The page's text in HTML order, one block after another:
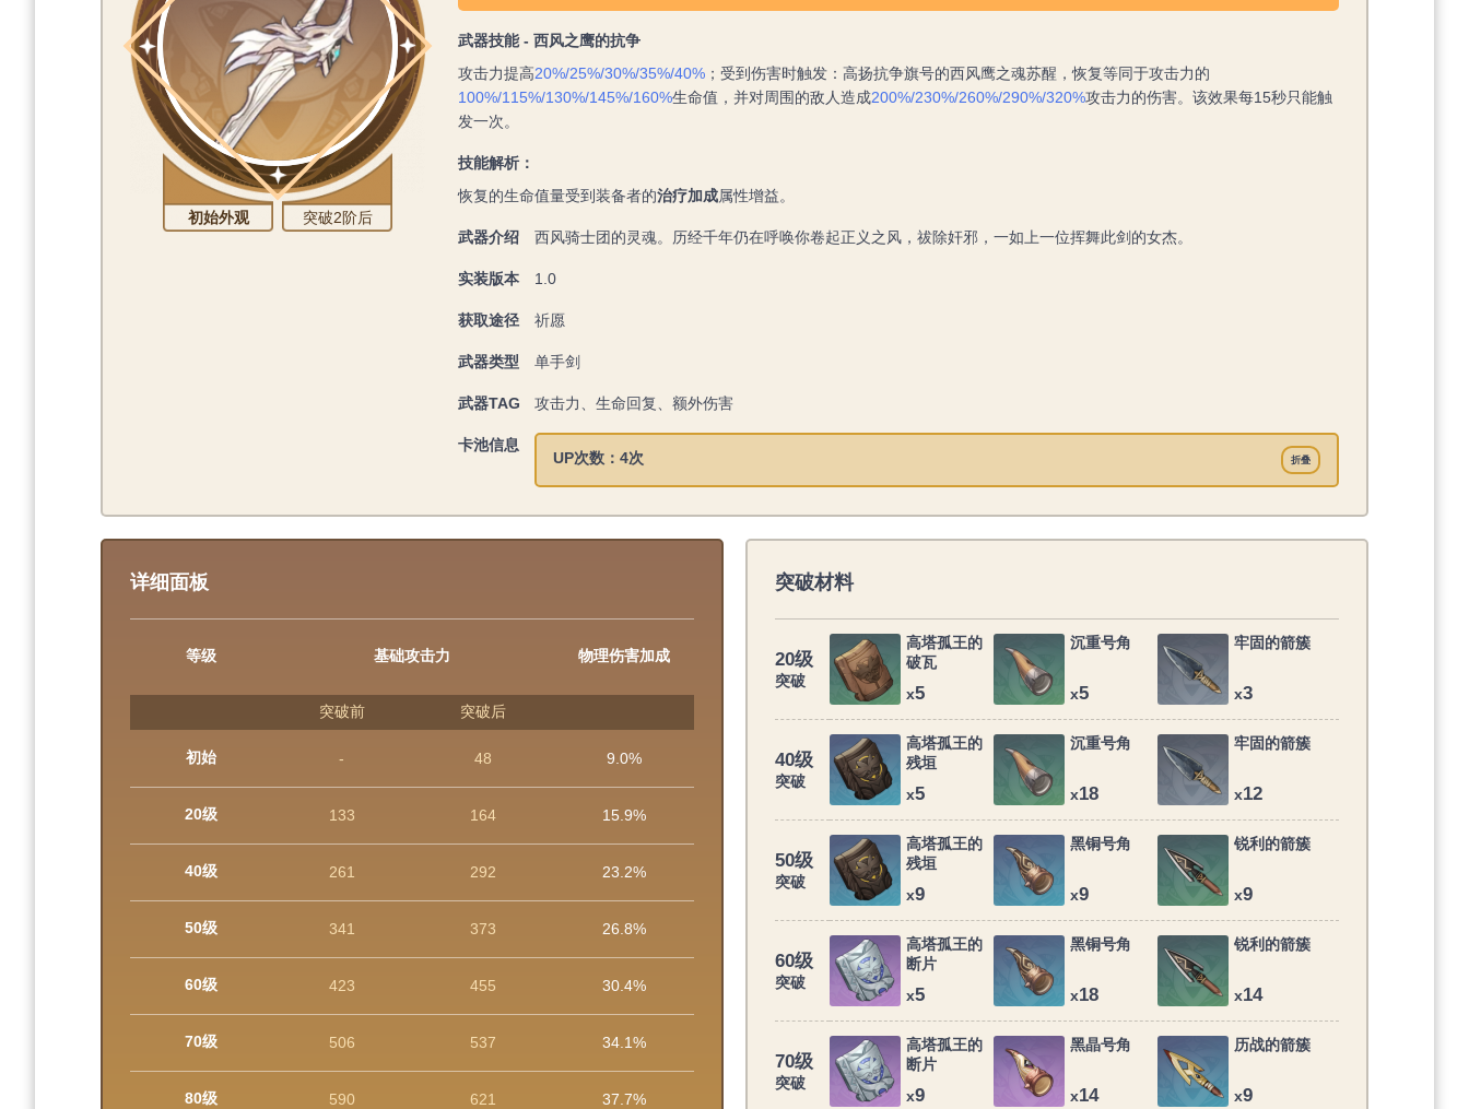
初始外观 突破2阶后
武器技能 - 西风之鹰的抗争
攻击力提高20%/25%/30%/35%/40% ；受到伤害时触发：高扬抗争旗号的西风鹰之魂苏醒，恢复等同于攻击力的
100%/115%/130%/145%/160%生命值，并对周围的敌人造成200%/230%/260%/290%/320%攻击力的伤害。该效果每15秒只能触
发一次。
技能解析：
恢复的生命值量受到装备者的治疗加成属性增益。
武器介绍 西风骑士团的灵魂。历经千年仍在呼唤你卷起正义之风，祓除奸邪，一如上一位挥舞此剑的女杰。
实装版本 1.0
获取途径 祈愿
武器类型 单手剑
武器TAG 攻击力、生命回复、额外伤害
卡池信息
UP次数：4次 折叠
详细面板
等级 基础攻击力 物理伤害加成
突破前 突破后
初始 - 48 9.0%
20级 133 164 15.9%
40级 261 292 23.2%
50级 341 373 26.8%
60级 423 455 30.4%
70级 506 537 34.1%
80级 590 621 37.7%
突破材料
20级
突破
高塔孤王的
破瓦
x5
沉重号角
x5
牢固的箭簇
x3
40级
突破
高塔孤王的
残垣
x5
沉重号角
x18
牢固的箭簇
x12
50级
突破
高塔孤王的
残垣
x9
黑铜号角
x9
锐利的箭簇
x9
60级
突破
高塔孤王的
断片
x5
黑铜号角
x18
锐利的箭簇
x14
70级
突破
高塔孤王的
断片
x9
黑晶号角
x14
历战的箭簇
x9